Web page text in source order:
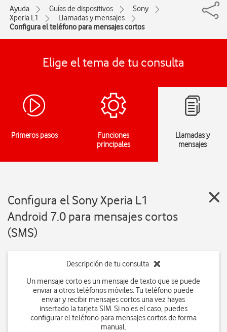
Ayuda Guías de dispositivos
Sony
Xperia L1
Llamadas y mensajes
Configura el teléfono para mensajes cortos
Elige el tema de tu consulta
Primeros pasos
Funciones
principales
Llamadas y
mensajes
Configura el Sony Xperia L1
Android 7.0 para mensajes cortos
(SMS)
Descripción de tu consulta
Un mensaje corto es un mensaje de texto que se puede
enviar a otros teléfonos móviles. Tu teléfono puede
enviar y recibir mensajes cortos una vez hayas
insertado la tarjeta SIM. Si no es el caso, puedes
configurar el teléfono para mensajes cortos de forma
manual.